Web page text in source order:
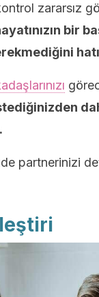
zararsız
bir
partnerinizi